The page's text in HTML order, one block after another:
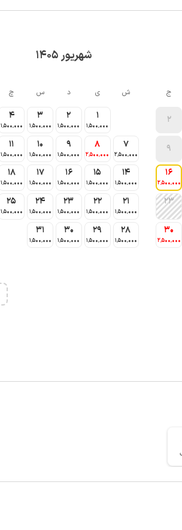
شهریور 1405
ج
2
9
16
2٬500٬000
23
30
2٬500٬000
ش ی د س چ
1
1٬500٬000
2
1٬500٬000
3
1٬500٬000
4
1٬500٬000
7
2٬500٬000
8
2٬500٬000
9
1٬500٬000
10
1٬500٬000
11
1٬500٬000
14
1٬500٬000
15
1٬500٬000
16
1٬500٬000
17
1٬500٬000
18
1٬500٬000
21
1٬500٬000
22
1٬500٬000
23
1٬500٬000
24
1٬500٬000
25
1٬500٬000
28
1٬500٬000
29
1٬500٬000
30
1٬500٬000
31
1٬500٬000